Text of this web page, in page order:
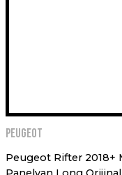
Peugeot
Peugeot Rifter 2018+